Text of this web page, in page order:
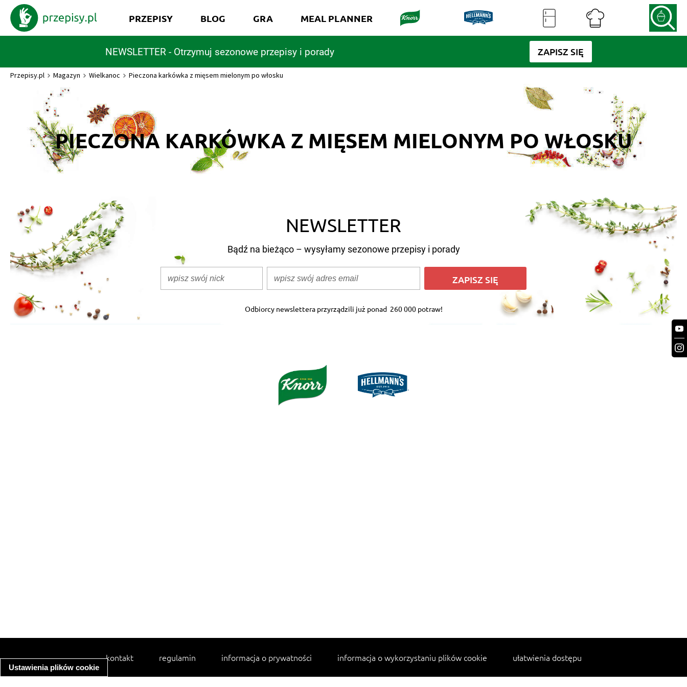
Ustawienia plików cookie
NEWSLETTER - Otrzymuj sezonowe przepisy i porady ZAPISZ SIĘ
PRZEPISY BLOG GRA MEAL PLANNER
Przepisy.pl Magazyn Wielkanoc Pieczona karkówka z mięsem mielonym po włosku
PIECZONA KARKÓWKA Z MIĘSEM MIELONYM PO WŁOSKU
NEWSLETTER
Bądź na bieżąco – wysyłamy sezonowe przepisy i porady
ZAPISZ SIĘ
Odbiorcy newslettera przyrządzili już ponad 260 000 potraw!
kontakt regulamin informacja o prywatności informacja o wykorzystaniu plików cookie ułatwienia dostępu
Najpopularniejsze przepisy